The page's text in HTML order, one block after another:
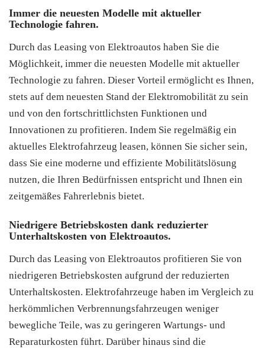
Immer die neuesten Modelle mit aktueller
Technologie fahren.
Durch das Leasing von Elektroautos haben Sie die
Möglichkeit, immer die neuesten Modelle mit aktueller
Technologie zu fahren. Dieser Vorteil ermöglicht es Ihnen,
stets auf dem neuesten Stand der Elektromobilität zu sein
und von den fortschrittlichsten Funktionen und
Innovationen zu profitieren. Indem Sie regelmäßig ein
aktuelles Elektrofahrzeug leasen, können Sie sicher sein,
dass Sie eine moderne und effiziente Mobilitätslösung
nutzen, die Ihren Bedürfnissen entspricht und Ihnen ein
zeitgemäßes Fahrerlebnis bietet.
Niedrigere Betriebskosten dank reduzierter
Unterhaltskosten von Elektroautos.
Durch das Leasing von Elektroautos profitieren Sie von
niedrigeren Betriebskosten aufgrund der reduzierten
Unterhaltskosten. Elektrofahrzeuge haben im Vergleich zu
herkömmlichen Verbrennungsfahrzeugen weniger
bewegliche Teile, was zu geringeren Wartungs- und
Reparaturkosten führt. Darüber hinaus sind die